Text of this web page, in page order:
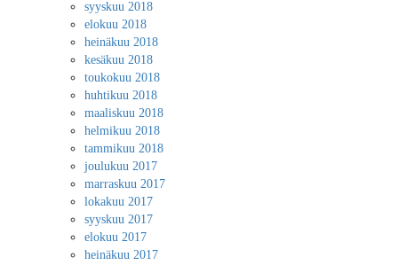
syyskuu 2018
elokuu 2018
heinäkuu 2018
kesäkuu 2018
toukokuu 2018
huhtikuu 2018
maaliskuu 2018
helmikuu 2018
tammikuu 2018
joulukuu 2017
marraskuu 2017
lokakuu 2017
syyskuu 2017
elokuu 2017
heinäkuu 2017